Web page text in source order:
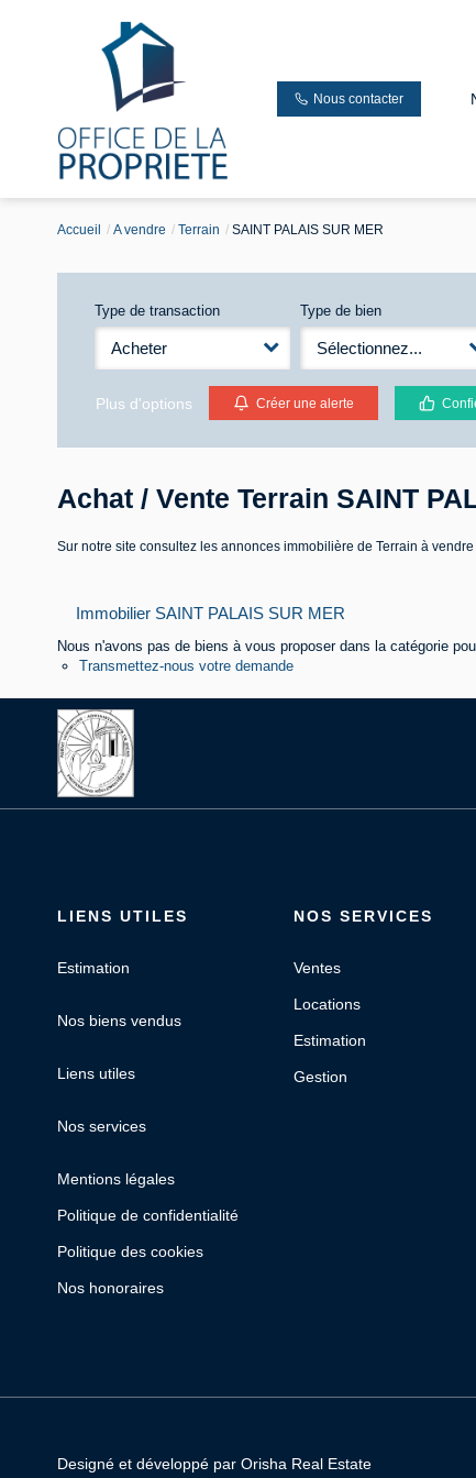
Nous contacter
Accueil A vendre Terrain SAINT PALAIS SUR MER
Type de transaction
Acheter
Type de bien
Sélectionnez...
Plus d'options Créer une alerte
Achat / Vente Terrain SAINT
Sur notre site consultez les annonces immobilière de Terrain à
Immobilier SAINT PALAIS SUR MER
Nous n'avons pas de biens à vous proposer dans la catégorie
Transmettez-nous votre demande
LIENS UTILES
Estimation
Nos biens vendus
Liens utiles
Nos services
Mentions légales
Politique de confidentialité
Politique des cookies
Nos honoraires
NOS SERVICES
Ventes
Locations
Estimation
Gestion
Designé et développé par Orisha Real Estate